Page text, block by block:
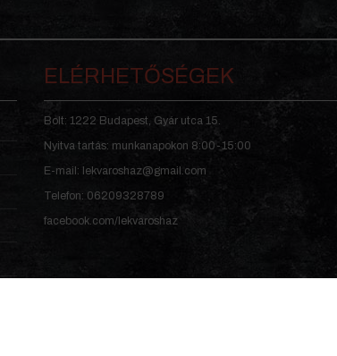
ELÉRHETŐSÉGEK
Bolt: 1222 Budapest, Gyár utca 15.
Nyitva tartás: munkanapokon 8:00-15:00
E-mail: lekvaroshaz@gmail.com
Telefon: 06209328789
facebook.com/lekvaroshaz